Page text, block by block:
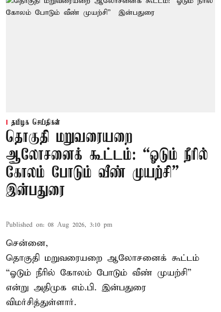
தமிழக செய்திகள்
தொகுதி மறுவரையறை
ஆலோசனைக் கூட்டம்: “ஓடும் நீரில்
கோலம் போடும் வீண் முயற்சி” –
இன்பதுரை
Published on: 08 Aug 2026, 3:10 pm
சென்னை,
தொகுதி மறுவரையறை ஆலோசனைக் கூட்டம்
“ஓடும் நீரில் கோலம் போடும் வீண் முயற்சி”
என்று அதிமுக எம்.பி. இன்பதுரை
விமர்சித்துள்ளார்.